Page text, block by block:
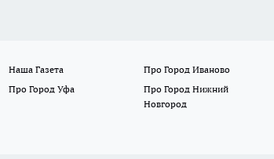
Наша Газета
Про Город Иваново
Про Город Уфа
Про Город Нижний
Новгород